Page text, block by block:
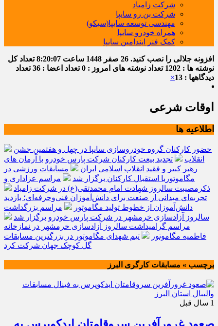
شرکت زامیاد
شرکت بن رو سایپا
مهندسی توسعه سایپا(سیکو)
همراه خودرو سایپا
کمک فنر ایندامین سایپا
افزونه جلالی را نصب کنید. 26 صفر 1448 ساعت 8:20:08تعداد کل
نوشته ها : 1202
تعداد نوشته های امروز : 0 تعداد اعضا : 36
تعداد
دیدگاهها : 13
×
اوقات شرعی
اطلاعیه ها
حضور کارکنان گروه خودروسازی سایپا در چهل و هفتمین جشن
انقلاب
تجدید بیعت کارکنان شرکت پارس خودرو با آرمان های
رهبر کبیر و فقید انقلاب اسلامی ایران
مسابقات ورزشی در
مگاموتوربا استقبال کارکنان برگزار شد
مراسم عزاداری و
ذکرمصیبت سالروز شهادت امام محمدتقی(ع) در شرکت زامیاد
تجربه‌ای میدانی از صنعت برای دانش‌آموزان فنی‌وحرفه‌ای؛ بازدید
دانش‌آموزان از خطوط تولید مگاموتور
مراسم بزرگداشت
سالروز آزادسازی خرمشهر در شرکت پارس خودرو برگزار شد
مراسم گرامیداشت سالروز آزادسازی خرمشهر در نمازخانه
فاطمیه مگاموتور
تیم شهدای مگاموتور در بزرگترین مسابقات
گل کوچک جهان شرکت کرد
برچسب » مسابقات کارگری البرز
1 سال قبل